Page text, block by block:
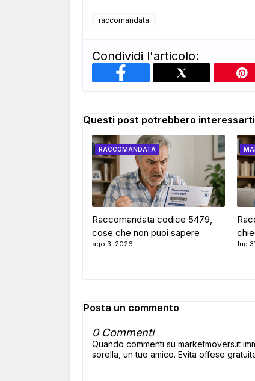
raccomandata
Condividi l'articolo:
Questi post potrebbero interessarti
RACCOMANDATA
Raccomandata codice 5479,
cose che non puoi sapere
ago 3, 2026 lug
Posta un commento
0 Commenti
Quando commenti su marketmovers.it
sorella, un tuo amico. Evita offese